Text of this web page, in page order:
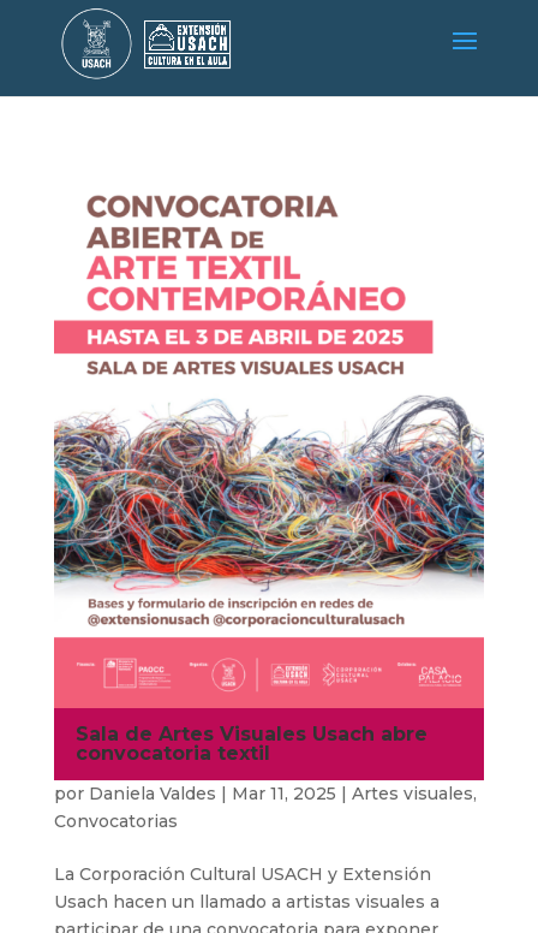
Sala de Artes Visuales Usach abre
convocatoria textil
por Daniela Valdes | Mar 11, 2025 | Artes visuales,
Convocatorias
La Corporación Cultural USACH y Extensión
Usach hacen un llamado a artistas visuales a